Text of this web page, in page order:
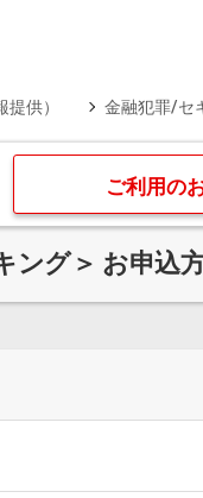
供） 金融犯罪/セ
ご利用の
ング＞ お申込